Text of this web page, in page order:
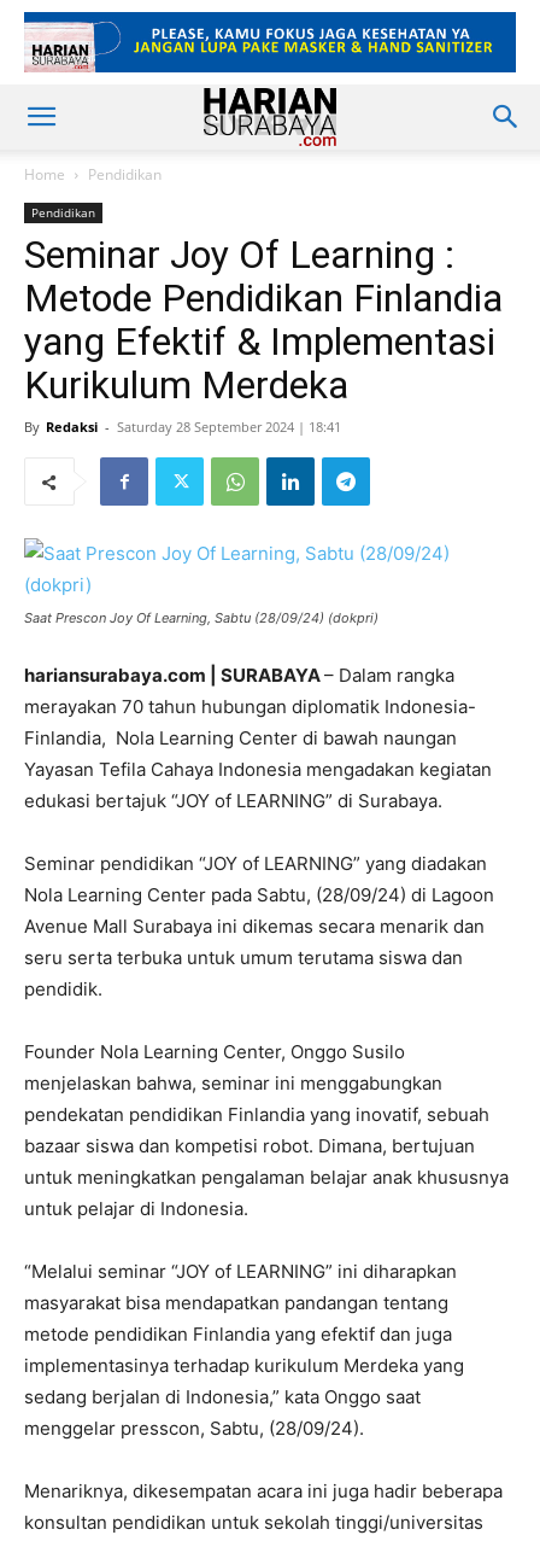
Home Pendidikan
Pendidikan
Seminar Joy Of Learning :
Metode Pendidikan Finlandia
yang Efektif & Implementasi
Kurikulum Merdeka
By Redaksi - Saturday 28 September 2024 | 18:41
Saat Prescon Joy Of Learning, Sabtu (28/09/24) (dokpri)
hariansurabaya.com | SURABAYA– Dalam rangka
merayakan 70 tahun hubungan diplomatik Indonesia-
Finlandia, Nola Learning Center di bawah naungan
Yayasan Tefila Cahaya Indonesia mengadakan kegiatan
edukasi bertajuk “JOY of LEARNING” di Surabaya.
Seminar pendidikan “JOY of LEARNING” yang diadakan
Nola Learning Center pada Sabtu, (28/09/24) di Lagoon
Avenue Mall Surabaya ini dikemas secara menarik dan
seru serta terbuka untuk umum terutama siswa dan
pendidik.
Founder Nola Learning Center, Onggo Susilo
menjelaskan bahwa, seminar ini menggabungkan
pendekatan pendidikan Finlandia yang inovatif, sebuah
bazaar siswa dan kompetisi robot. Dimana, bertujuan
untuk meningkatkan pengalaman belajar anak khususnya
untuk pelajar di Indonesia.
“Melalui seminar “JOY of LEARNING” ini diharapkan
masyarakat bisa mendapatkan pandangan tentang
metode pendidikan Finlandia yang efektif dan juga
implementasinya terhadap kurikulum Merdeka yang
sedang berjalan di Indonesia,” kata Onggo saat
menggelar presscon, Sabtu, (28/09/24).
Menariknya, dikesempatan acara ini juga hadir beberapa
konsultan pendidikan untuk sekolah tinggi/universitas